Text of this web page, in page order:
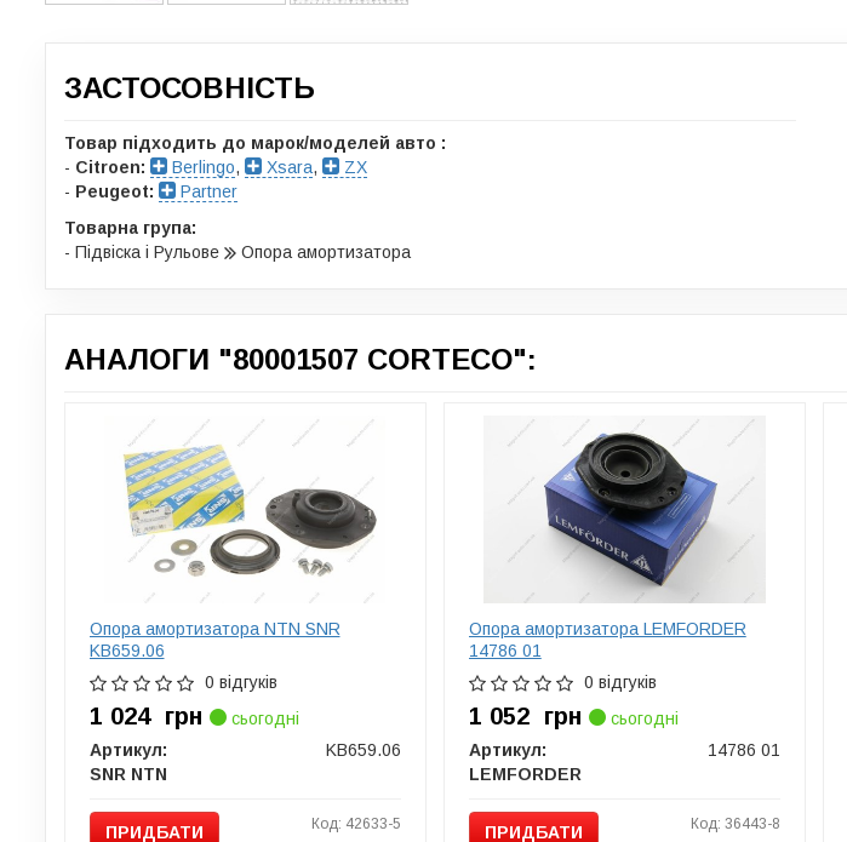
ЗАСТОСОВНІСТЬ
Товар підходить до марок/моделей авто :
- Citroen: Berlingo, Xsara,
ZX
- Peugeot:
Partner
Товарна група:
- Підвіска і Рульове
Опора амортизатора
АНАЛОГИ "80001507 CORTECO":
Опора амортизатора NTN SNR
KB659.06
0 відгуків
1 024 грн
сьогодні
Артикул:
KB659.06
SNR NTN
ПРИДБАТИ Код: 42633-5
Опора амортизатора LEMFORDER
14786 01
0 відгуків
1 052 грн
сьогодні
Артикул:
14786 01
LEMFORDER
ПРИДБАТИ Код: 36443-8